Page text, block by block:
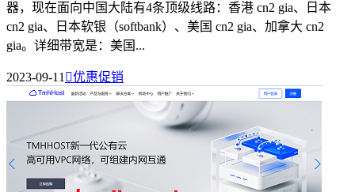
器，现在面向中国大陆有4条顶级线路：香港 cn2 gia、日本
cn2 gia、日本软银（softbank）、美国 cn2 gia、加拿大 cn2
gia。详细带宽是：美国...
2023-09-11优惠促销